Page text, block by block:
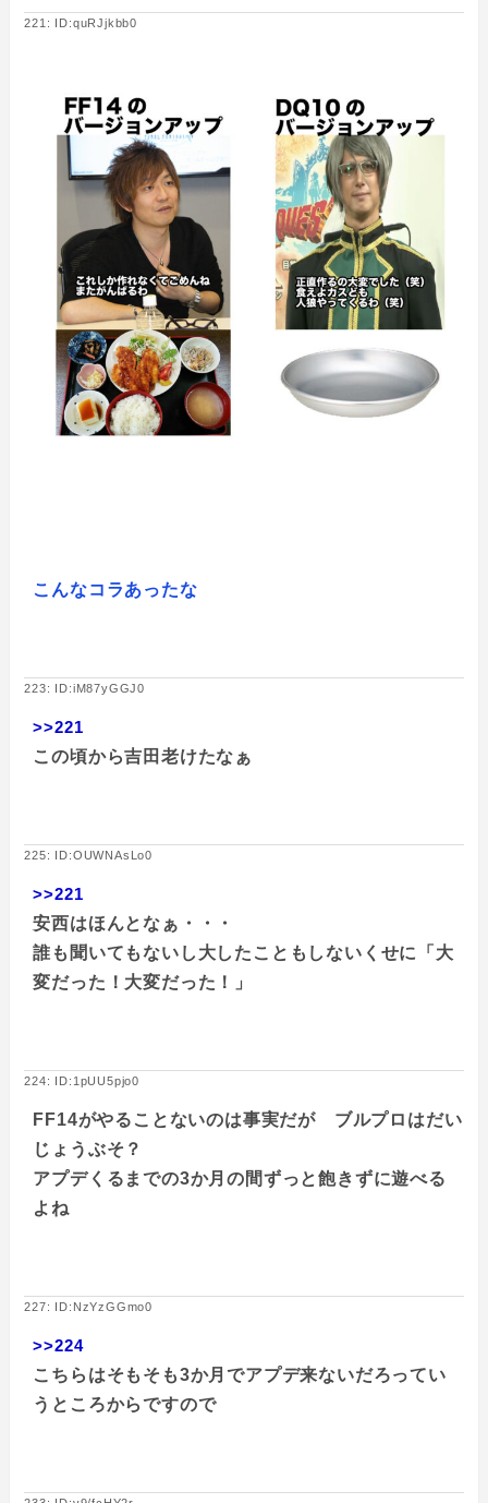
221: ID:quRJjkbb0
こんなコラあったな
223: ID:iM87yGGJ0
>>221
この頃から吉田老けたなぁ
225: ID:OUWNAsLo0
>>221
安西はほんとなぁ・・・
誰も聞いてもないし大したこともしないくせに「大
変だった！大変だった！」
224: ID:1pUU5pjo0
FF14がやることないのは事実だが ブルプロはだい
じょうぶそ？
アプデくるまでの3か月の間ずっと飽きずに遊べる
よね
227: ID:NzYzGGmo0
>>224
こちらはそもそも3か月でアプデ来ないだろってい
うところからですので